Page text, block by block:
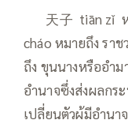
天子 tiān zǐ
cháo หมายถึง รา
ถึง ขุนนางหรืออำ
อำนาจซึ่งส่งผลกร
เปลี่ยนตัวผู้มีอำนา